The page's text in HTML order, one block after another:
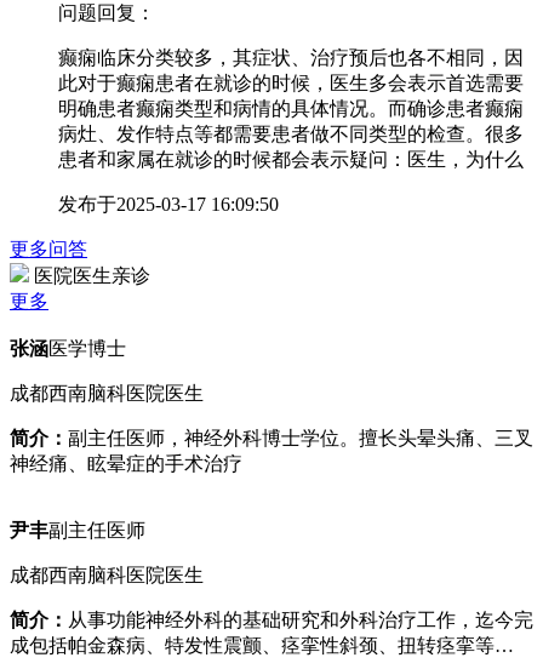
问题回复：
癫痫临床分类较多，其症状、治疗预后也各不相同，因
此对于癫痫患者在就诊的时候，医生多会表示首选需要
明确患者癫痫类型和病情的具体情况。而确诊患者癫痫
病灶、发作特点等都需要患者做不同类型的检查。很多
患者和家属在就诊的时候都会表示疑问：医生，为什么
发布于2025-03-17 16:09:50
更多问答
医院医生亲诊
更多
张涵医学博士
成都西南脑科医院医生
简介： 副主任医师，神经外科博士学位。擅长头晕头痛、三叉
神经痛、眩晕症的手术治疗
尹丰副主任医师
成都西南脑科医院医生
简介： 从事功能神经外科的基础研究和外科治疗工作，迄今完
成包括帕金森病、特发性震颤、痉挛性斜颈、扭转痉挛等…